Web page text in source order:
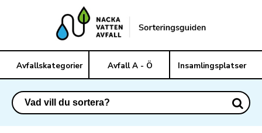
Avfallskategorier Avfall A - Ö Insamlingsplatser